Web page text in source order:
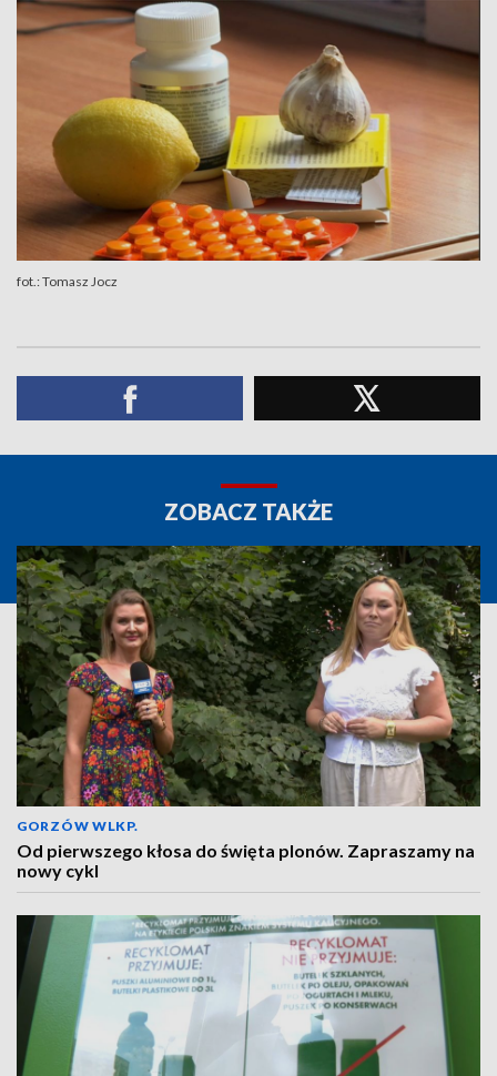
fot.: Tomasz Jocz
ZOBACZ TAKŻE
GORZÓW WLKP.
Od pierwszego kłosa do święta plonów. Zapraszamy na
nowy cykl